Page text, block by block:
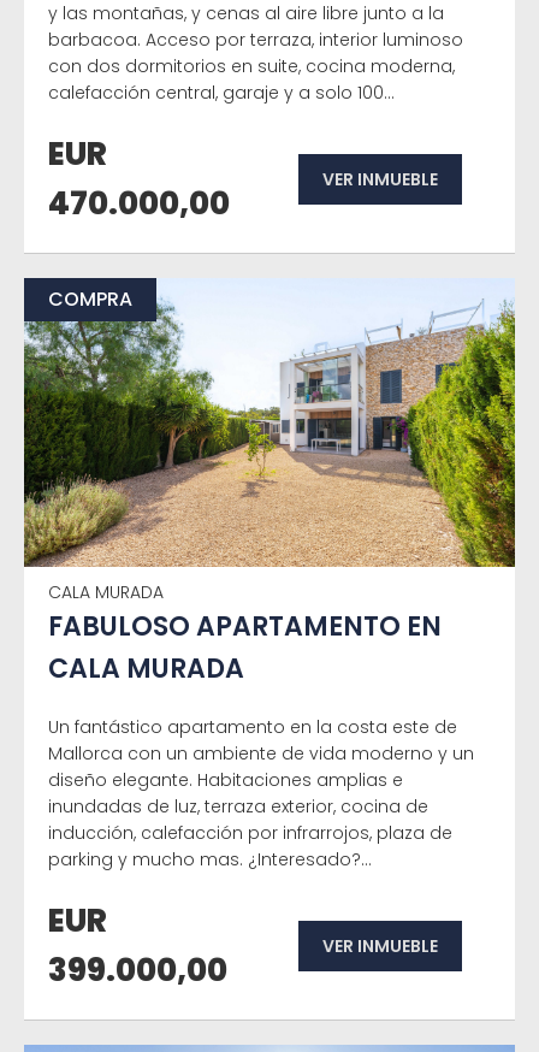
y las montañas, y cenas al aire libre junto a la
barbacoa. Acceso por terraza, interior luminoso
con dos dormitorios en suite, cocina moderna,
calefacción central, garaje y a solo 100...
EUR
470.000,00
VER INMUEBLE
COMPRA
CALA MURADA
FABULOSO APARTAMENTO EN
CALA MURADA
Un fantástico apartamento en la costa este de
Mallorca con un ambiente de vida moderno y un
diseño elegante. Habitaciones amplias e
inundadas de luz, terraza exterior, cocina de
inducción, calefacción por infrarrojos, plaza de
parking y mucho mas. ¿Interesado?...
EUR
399.000,00
VER INMUEBLE